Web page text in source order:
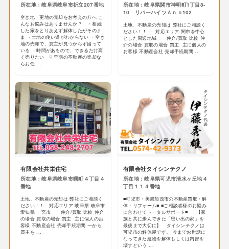
所在地：岐阜県岐阜市折立207番地
空き地・更地の売却をお考えの方へ こ
んなお悩みはありませんか？ ・相続
した家をとりあえず解体したがそのま
ま ・土地の使い道がわからない ・空き
地の売却で、買主が見つからず困って
いる ・時間があるので、できるだけ高
く売りたい ☟ 早期の不動産の売却な
らお任 ...
所在地：岐阜県関市神明町1丁目8-
10 リバーハイツＡｎｎ102
土地、不動産の売却は 弊社にご相談く
ださい！！ 対応エリア 関市を中心
とした周辺地域 仲介/買取 比較 仲
介の場合 買取の場合 買主 主に個人の
お客様 不動産会社 売却手続期間 ...
有限会社共栄住宅
所在地：岐阜県岐阜市曙町４丁目４
番地
土地、不動産の売却は 弊社にご相談く
ださい！！ 対応エリア 岐阜県 岐阜市
愛知県 一宮市 仲介/買取 比較 仲介
の場合 買取の場合 買主 主に個人のお
客様 不動産会社 売却手続期間 一から
買主を ...
有限会社タイシンテクノ
所在地：岐阜県可児市清水ヶ丘地４
丁目１１４番地
■可児市・美濃加茂市の不動産買取・解
体・リフォーム■ ■ご相談者様のお悩み
に合わせてトータルサポート■ 【家
族と共に歩んできた「思い出の家」を
最後まで大切に】 タイシンテクノは
可児市の解体屋です。 今までお世話に
なってきた建物を解体もしくは内部を
壊すという ...